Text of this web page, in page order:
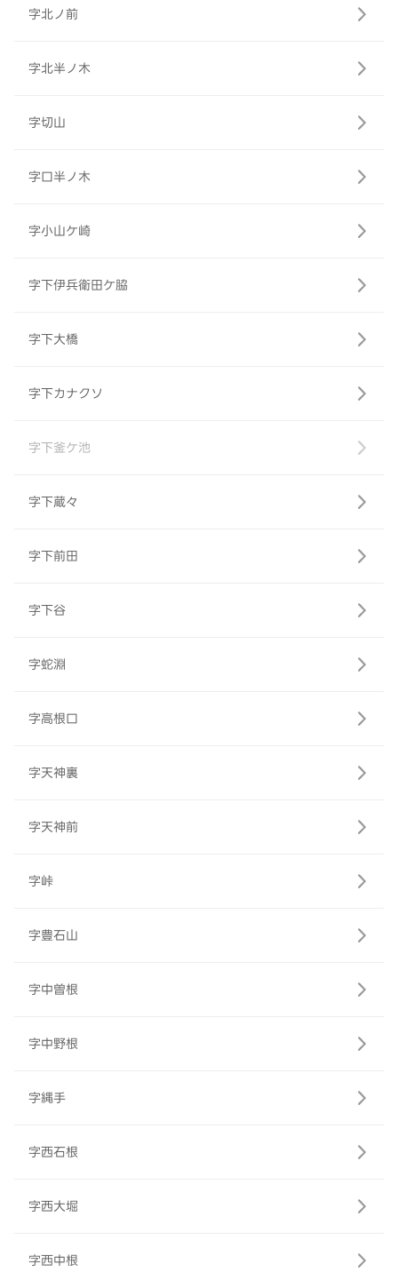
字北ノ前
字北半ノ木
字切山
字口半ノ木
字小山ケ崎
字下伊兵衛田ケ脇
字下大橋
字下カナクソ
字下釜ケ池
字下蔵々
字下前田
字下谷
字蛇淵
字高根口
字天神裏
字天神前
字峠
字豊石山
字中曽根
字中野根
字縄手
字西石根
字西大堀
字西中根